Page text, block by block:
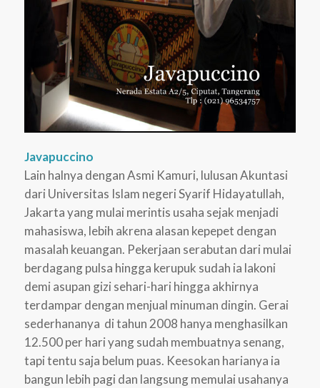
Javapuccino
Lain halnya dengan Asmi Kamuri, lulusan Akuntasi
dari Universitas Islam negeri Syarif Hidayatullah,
Jakarta yang mulai merintis usaha sejak menjadi
mahasiswa, lebih akrena alasan kepepet dengan
masalah keuangan. Pekerjaan serabutan dari mulai
berdagang pulsa hingga kerupuk sudah ia lakoni
demi asupan gizi sehari-hari hingga akhirnya
terdampar dengan menjual minuman dingin. Gerai
sederhananya di tahun 2008 hanya menghasilkan
12.500 per hari yang sudah membuatnya senang,
tapi tentu saja belum puas. Keesokan harianya ia
bangun lebih pagi dan langsung memulai usahanya